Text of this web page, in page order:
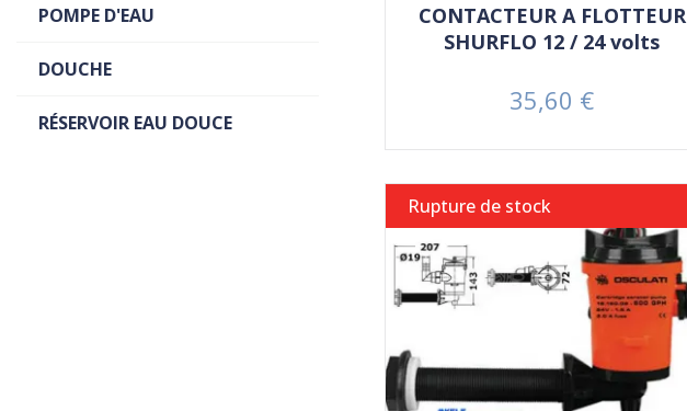
POMPE D'EAU
DOUCHE
RÉSERVOIR EAU DOUCE
CONTACTEUR A FLOTTEUR
SHURFLO 12 / 24 volts
Prix
35,60 €
Rupture de stock